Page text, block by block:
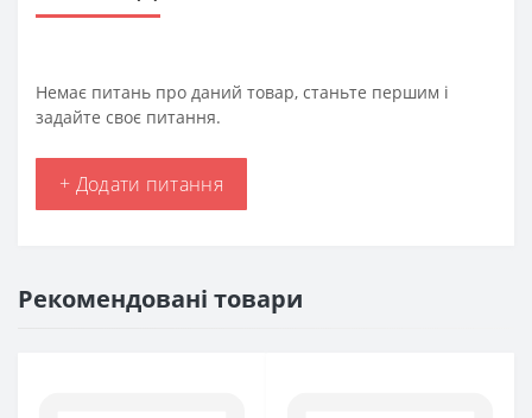
Немає питань про даний товар, станьте першим і
задайте своє питання.
+ Додати питання
Рекомендовані товари